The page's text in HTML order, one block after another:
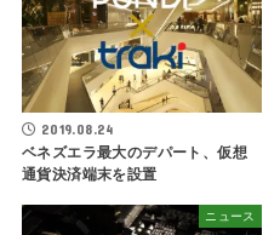
2019.08.24
ベネズエラ最大のデパート、仮想
通貨決済端末を設置
ニュース